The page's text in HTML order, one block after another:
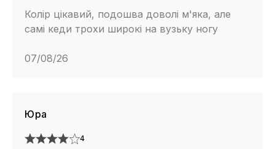
Колір цікавий, подошва доволі м'яка, але
самі кеди трохи широкі на вузьку ногу
07/08/26
Юра
4